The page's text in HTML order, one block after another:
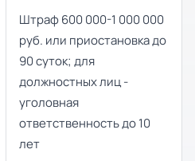
Штраф 600 000-1 000 000
руб. или приостановка до
90 суток; для
должностных лиц -
уголовная
ответственность до 10
лет